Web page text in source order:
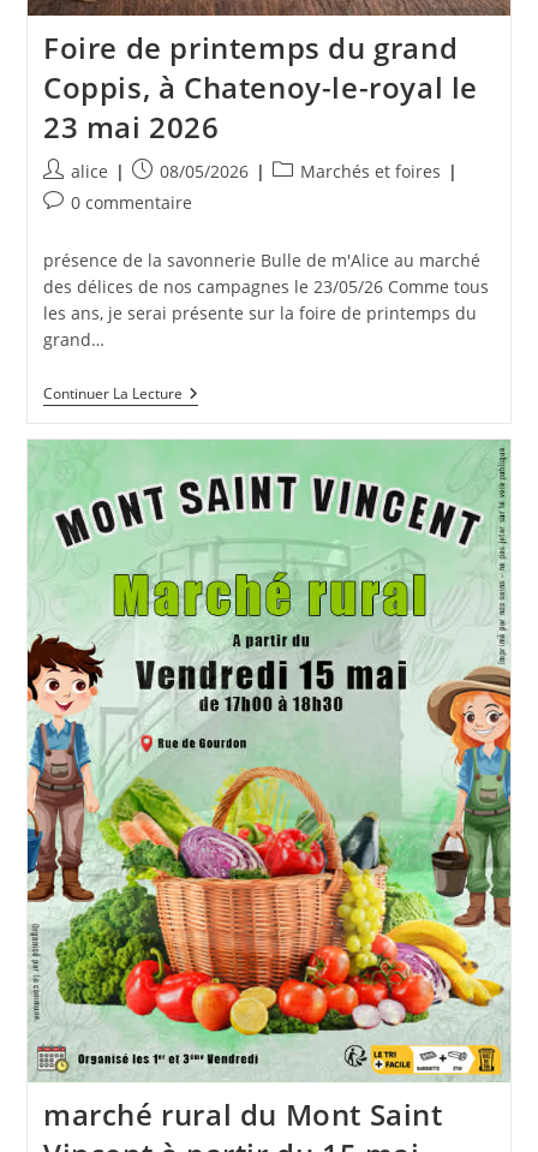
Foire de printemps du grand
Coppis, à Chatenoy-le-royal le
23 mai 2026
Auteur/autrice
de
alice
Publication
publiée :
08/05/2026
PostMarchés et foires
Commentaires
la
publication :
0 commentaire
présence de la savonnerie Bulle de m'Alice au marché
des délices de nos campagnes le 23/05/26 Comme tous
les ans, je serai présente sur la foire de printemps du
grand…
Continuer La LectureFoire
De
Grand
Coppis,
À
Le-
Royal
Le
23
Mai
2026
marché rural du Mont Saint